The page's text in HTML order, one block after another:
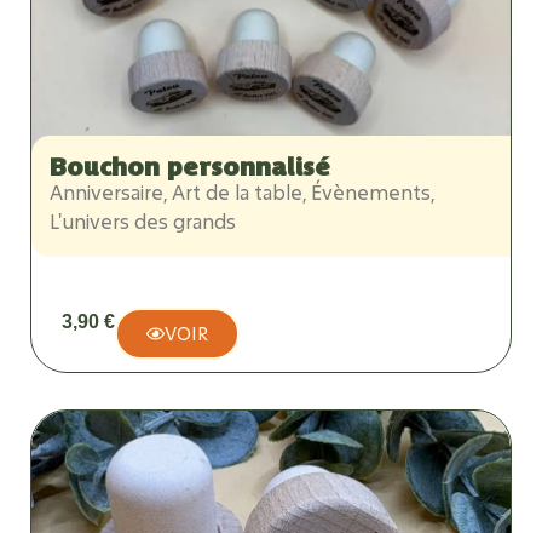
Bouchon personnalisé
Anniversaire Art de la table Évènements
L'univers des grands
3,90 € VOIR